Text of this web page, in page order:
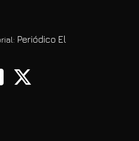
Periódico El